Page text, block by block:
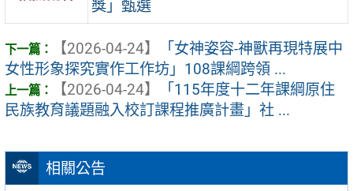
相關公告
獎」甄選
【2026-04-24】
「女神姿容-神獸再現特展中
女性形象探究實作工作坊」108課綱跨領 ...
【2026-04-24】
「115年度十二年課綱原住
民族教育議題融入校訂課程推廣計畫」社 ...